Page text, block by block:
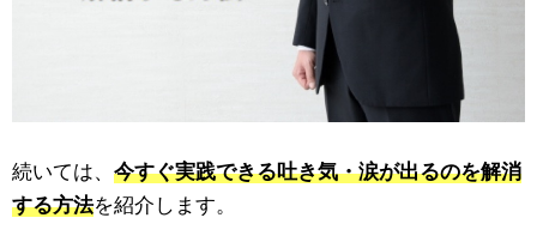
続いては、 今すぐ実践できる吐き気・涙が出るのを解消
する方法を紹介します。